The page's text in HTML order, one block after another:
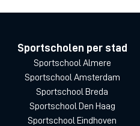
Sportscholen per stad
Sportschool Almere
Sportschool Amsterdam
Sportschool Breda
Sportschool Den Haag
Sportschool Eindhoven